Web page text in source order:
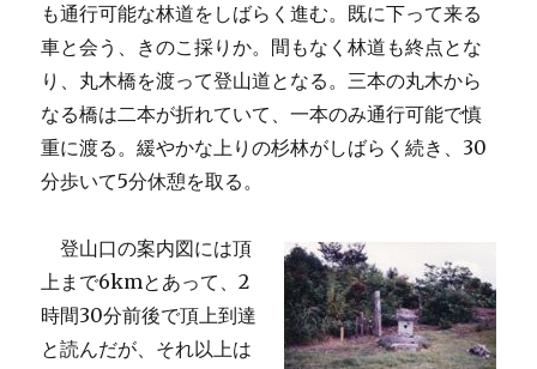
も通行可能な林道をしばらく進む。既に下って来る
車と会う、きのこ採りか。間もなく林道も終点とな
り、丸木橋を渡って登山道となる。三本の丸木から
なる橋は二本が折れていて、一本のみ通行可能で慎
重に渡る。緩やかな上りの杉林がしばらく続き、30
分歩いて5分休憩を取る。
登山口の案内図には頂
上まで6kmとあって、2
時間30分前後で頂上到達
と読んだが、それ以上は